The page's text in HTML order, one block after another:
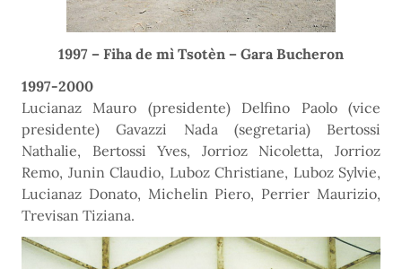
1997 – Fiha de mì Tsotèn – Gara Bucheron
1997-2000
Lucianaz Mauro (presidente) Delfino Paolo (vice
presidente) Gavazzi Nada (segretaria) Bertossi
Nathalie, Bertossi Yves, Jorrioz Nicoletta, Jorrioz
Remo, Junin Claudio, Luboz Christiane, Luboz Sylvie,
Lucianaz Donato, Michelin Piero, Perrier Maurizio,
Trevisan Tiziana.